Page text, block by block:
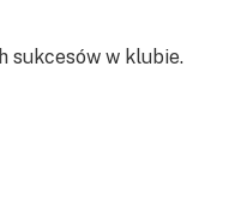
sukcesów w klubie.